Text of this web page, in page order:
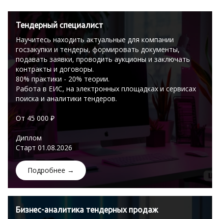
Тендерный специалист
Научитесь находить актуальные для компании
госзакупки и тендеры, формировать документы,
подавать заявки, проводить аукционы и заключать
контракты и договоры.
80% практики - 20% теории.
Работа в ЕИС, на электронных площадках и сервисах
поиска и аналитики тендеров.
От 45 000 ₽
Диплом
Старт 01.08.2026
Подробнее →
Бизнес-аналитика тендерных продаж